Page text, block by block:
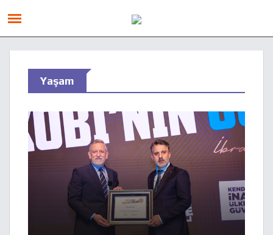
Yaşam